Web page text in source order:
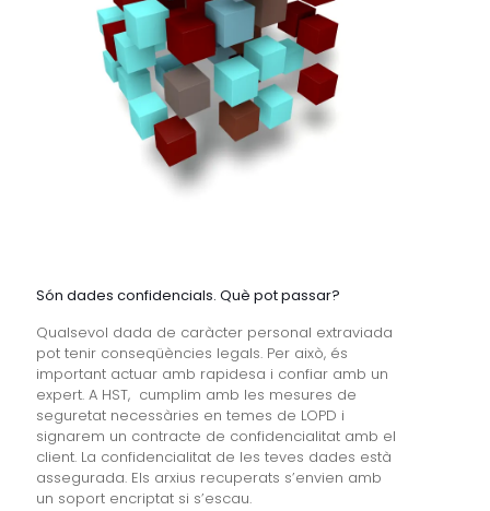
Són dades confidencials. Què pot passar?
Qualsevol dada de caràcter personal extraviada
pot tenir conseqüències legals. Per això, és
important actuar amb rapidesa i confiar amb un
expert. A HST, cumplim amb les mesures de
seguretat necessàries en temes de LOPD i
signarem un contracte de confidencialitat amb el
client. La confidencialitat de les teves dades està
assegurada. Els arxius recuperats s’envien amb
un soport encriptat si s’escau.